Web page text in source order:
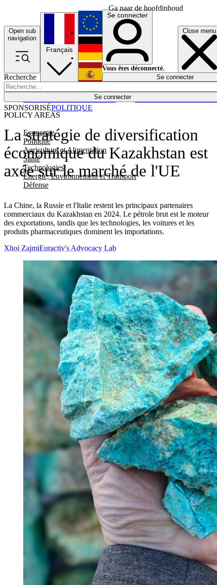
Ga naar de hoofdinhoud
Open sub
navigation
Close menu
Recherche
Se connecter
POLICY AREAS
Economie
Politique
Agriculture et Alimentation
Santé
Technologies
Energie, Environnement et Transport
Défense
Économie
Français
English
Deutsch
Español
Se connecter
Vous êtes déconnecté.
Se connecter
La stratégie de diversification
économique du Kazakhstan est
axée sur le marché de l'UE
La Chine, la Russie et l'Italie restent les principaux partenaires
commerciaux du Kazakhstan en 2024. Le pétrole brut est le moteur
des exportations, tandis que les technologies, les voitures et les
produits pharmaceutiques dominent les importations.
SPONSORISÉPOLITIQUE
Xhoi ZajmiEuractiv's Advocacy Lab